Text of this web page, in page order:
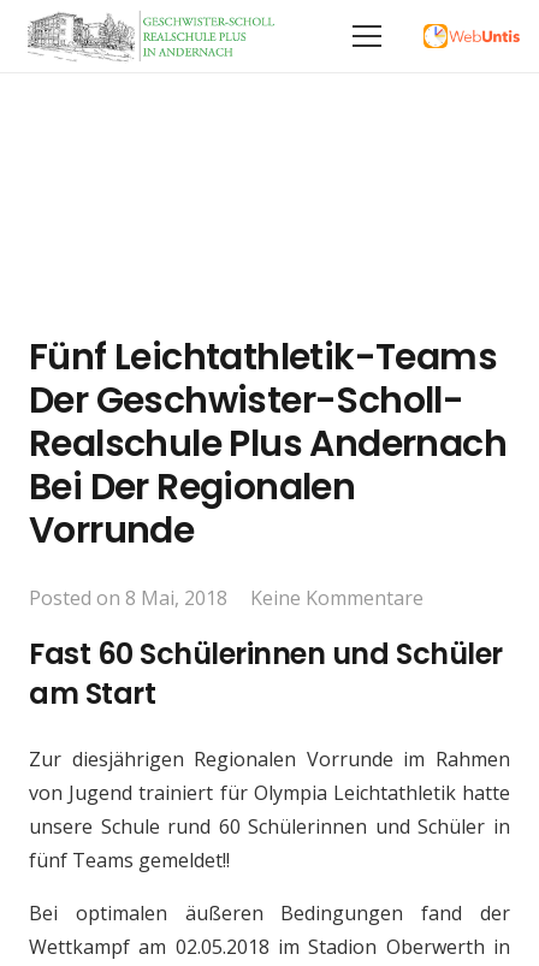
Fünf Leichtathletik-Teams
Der Geschwister-Scholl-
Realschule Plus Andernach
Bei Der Regionalen
Vorrunde
Posted on 8 Mai, 2018 Keine Kommentare
Fast 60 Schülerinnen und Schüler
am Start
Zur diesjährigen Regionalen Vorrunde im Rahmen
von Jugend trainiert für Olympia Leichtathletik hatte
unsere Schule rund 60 Schülerinnen und Schüler in
fünf Teams gemeldet!!
Bei optimalen äußeren Bedingungen fand der
Wettkampf am 02.05.2018 im Stadion Oberwerth in